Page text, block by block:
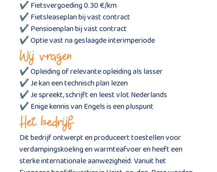
✔ Fietsvergoeding 0.30 €/km
✔ Fietsleaseplan bij vast contract
✔ Pensioenplan bij vast contract
✔ Optie vast na geslaagde interimperiode
Wij vragen
✔Opleiding of relevante opleiding als lasser
✔Je kan een technisch plan lezen
✔Je spreekt, schrijft en leest vlot Nederlands
✔ Enige kennis van Engels is een pluspunt
Het bedrijf
Dit bedrijf ontwerpt en produceert toestellen voor
verdampingskoeling en warmteafvoer en heeft een
sterke internationale aanwezigheid. Vanuit het